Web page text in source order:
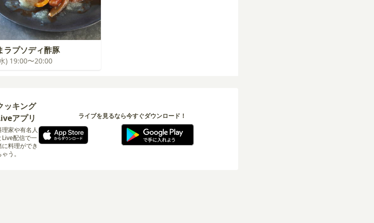
ラプソディ酢豚
) 19:00〜20:00
ッキング
アプリ
理家や有名人
Live配信で一
に料理ができ
ゃう。
ライブを見るなら今すぐダウンロード！